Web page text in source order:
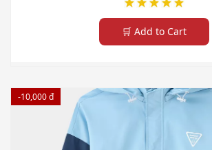
🛒 Add to Cart
-10,000 đ